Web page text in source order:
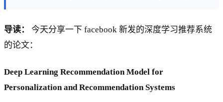
导读：
今天分享一下 facebook 新发的深度学习推荐系统
的论文：
Deep Learning Recommendation Model for
Personalization and Recommendation Systems